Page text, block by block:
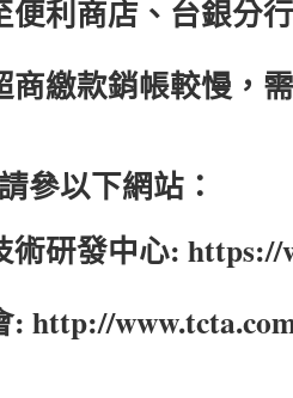
便利商店、台銀分
商繳款銷帳較慢，
參以下網站：
術研發中心: https://
: http://